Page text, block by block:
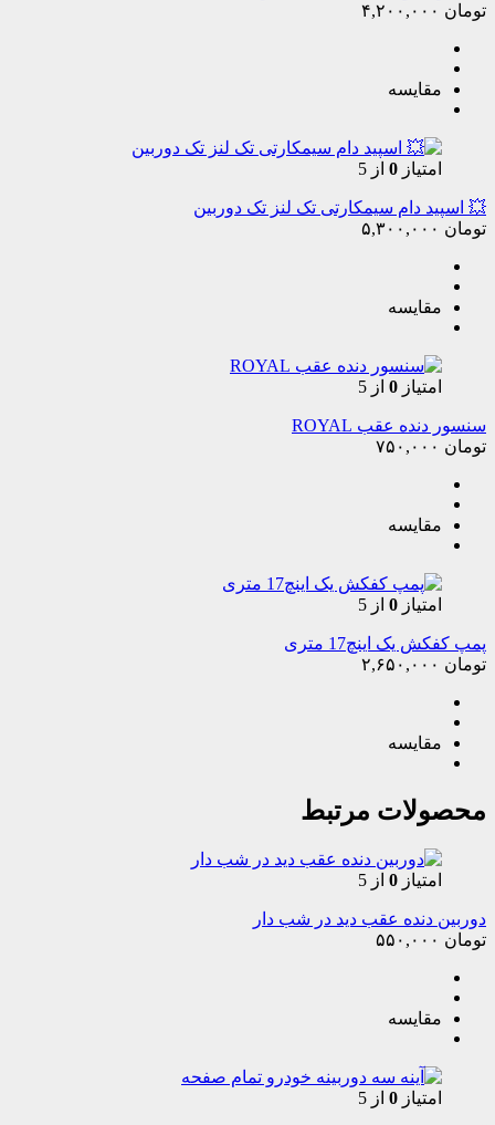
تومان
مقایسه
امتیاز 0 از 5
💥 اسپید دام سیمکارتی تک لنز تک دوربین
تومان
مقایسه
امتیاز 0 از 5
سنسور دنده عقب ROYAL
تومان
مقایسه
امتیاز 0 از 5
پمپ کفکش یک اینچ17 متری
تومان
مقایسه
محصولات مرتبط
امتیاز 0 از 5
دوربین دنده عقب دید در شب دار
تومان
مقایسه
امتیاز 0 از 5